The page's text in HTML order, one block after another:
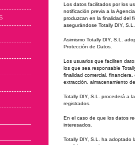
Los datos facilitados por los
notificación previa a la
produzcan en la finalidad del
asegurándose Totally DIY,
Asimismo Totally DIY, S.L.
Protección de Datos.
Los usuarios que faciliten
los que sea responsable
finalidad comercial,
extracción, almacenamiento
Totally DIY, S.L. procederá a
registrados.
En el caso de que los datos
interesados.
Totally DIY, S.L. ha adoptado